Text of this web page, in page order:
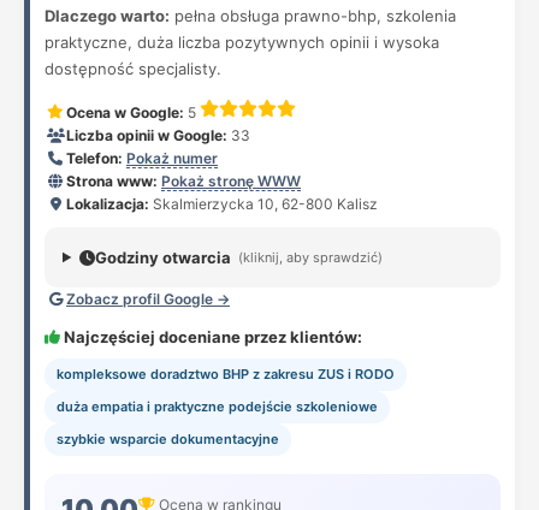
Dlaczego warto: pełna obsługa prawno-bhp, szkolenia
praktyczne, duża liczba pozytywnych opinii i wysoka
dostępność specjalisty.
Ocena w Google: 5
Liczba opinii w Google: 33
Telefon: Pokaż numer
Strona www: Pokaż stronę WWW
Lokalizacja: Skalmierzycka 10, 62-800 Kalisz
Godziny otwarcia (kliknij, aby sprawdzić)
Zobacz profil Google →
Najczęściej doceniane przez klientów:
kompleksowe doradztwo BHP z zakresu ZUS i RODO
duża empatia i praktyczne podejście szkoleniowe
szybkie wsparcie dokumentacyjne
Ocena w rankingu